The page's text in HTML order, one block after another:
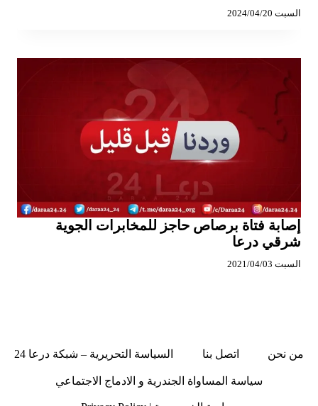
السبت 2024/04/20
إصابة فتاة برصاص حاجز للمخابرات الجوية
شرقي درعا
السبت 2021/04/03
من نحن اتصل بنا السياسة التحريرية – شبكة درعا 24
سياسة المساواة الجندرية و الادماج الاجتماعي